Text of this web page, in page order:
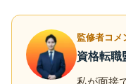
監修者コメ
資格転職